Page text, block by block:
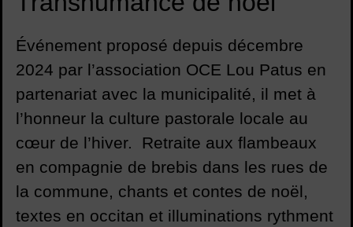
Événement proposé depuis décembre
2024 par l’association OCE Lou Patus en
partenariat avec la municipalité, il met à
l’honneur la culture pastorale locale au
cœur de l’hiver. Retraite aux flambeaux
en compagnie de brebis dans les rues de
la commune, chants et contes de noël,
textes en occitan et illuminations rythment